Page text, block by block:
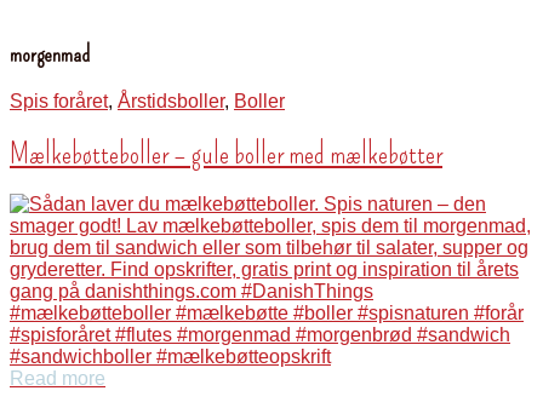
morgenmad
Spis foråret, Årstidsboller, Boller
Mælkebøtteboller – gule boller med mælkebøtter
Read more